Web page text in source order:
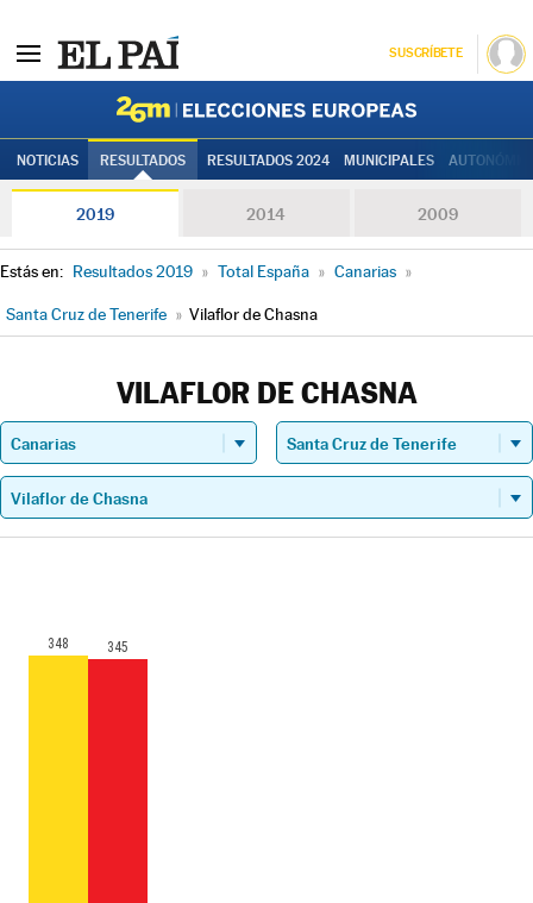
SUSCRÍBETE
NOTICIAS RESULTADOS RESULTADOS 2024 MUNICIPALES
2019 2014 2009
Estás en: Resultados 2019 » Total España » Canarias »
Santa Cruz de Tenerife » Vilaflor de Chasna
VILAFLOR DE CHASNA
348 345